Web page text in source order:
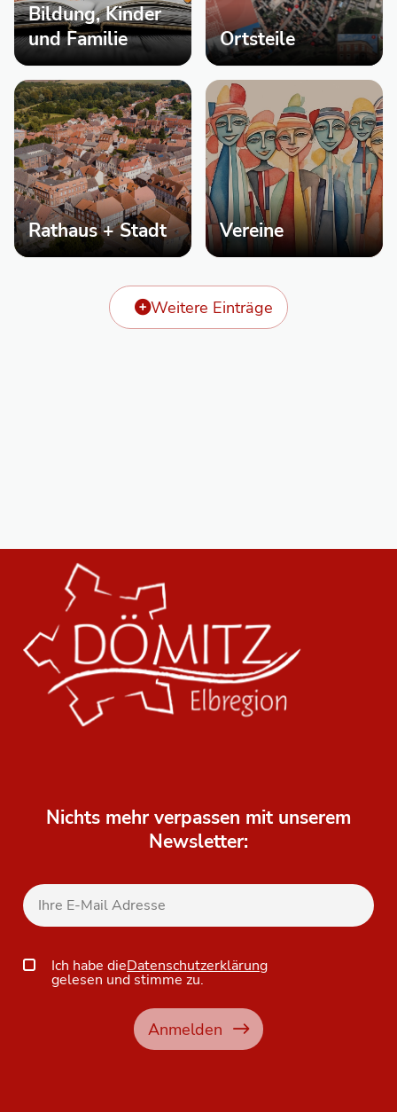
Bildung, Kinder
und Familie
Ortsteile
Rathaus + Stadt Vereine
Weitere Einträge
Nichts mehr verpassen mit unserem
Newsletter:
Anmelden
Ich habe dieDatenschutzerklärung
gelesen und stimme zu.